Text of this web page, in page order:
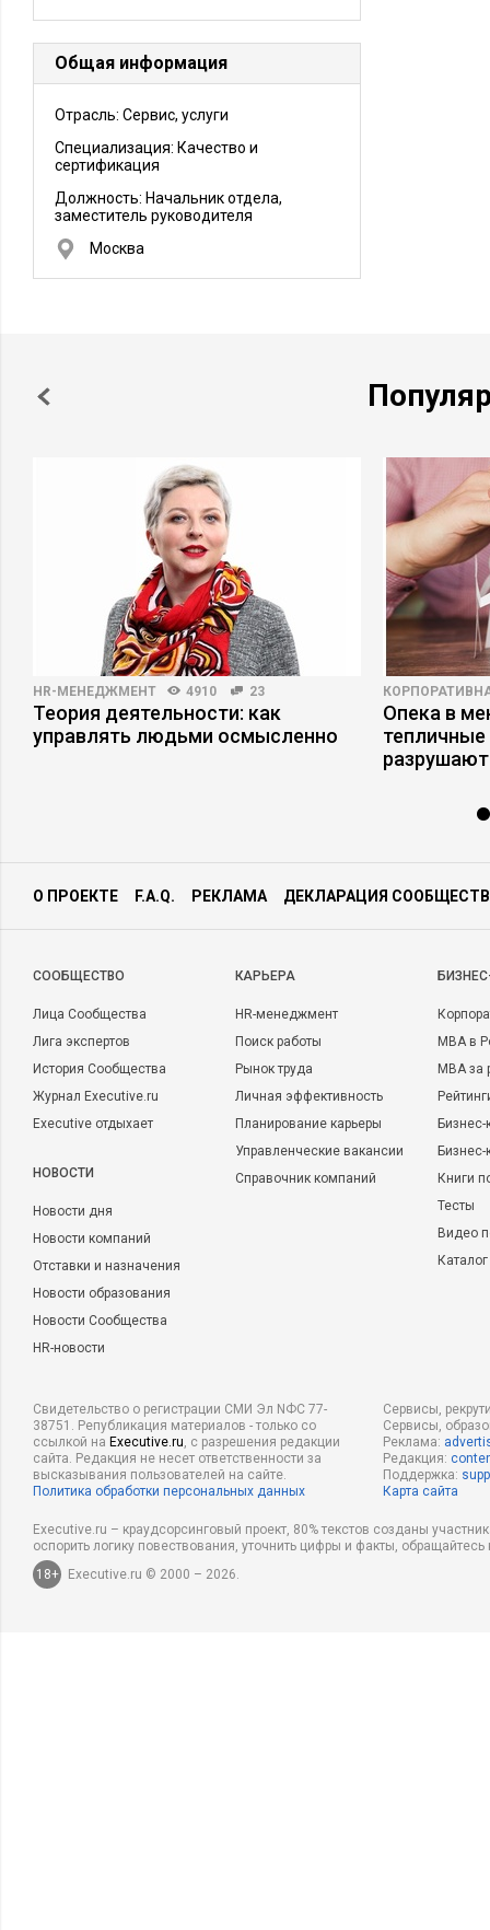
Общая информация
Отрасль: Сервис, услуги
Специализация: Качество и
сертификация
Должность: Начальник отдела,
заместитель руководителя
Москва
HR-МЕНЕДЖМЕНТ 4910 23
Теория деятельности: как
управлять людьми осмысленно
Опека в
О ПРОЕКТЕ F.A.Q. РЕКЛАМА ДЕКЛАРАЦИЯ
CООБЩЕСТВО
Лица Сообщества
Лига экспертов
История Сообщества
Журнал Executive.ru
Executive отдыхает
НОВОСТИ
Новости дня
Новости компаний
Отставки и назначения
Новости образования
Новости Сообщества
HR-новости
КАРЬЕРА
HR-менеджмент
Поиск работы
Рынок труда
Личная эффективность
Планирование карьеры
Управленческие вакансии
Справочник компаний
MBA в
MBA
Бизнес-
Книги
Тесты
Видео
Свидетельство о регистрации СМИ Эл NФС 77-
38751. Републикация материалов - только со
ссылкой на Executive.ru, с разрешения редакции
сайта. Редакция не несет ответственности за
высказывания пользователей на сайте.
Политика обработки персональных данных
Сервисы,
Сервисы,
Реклама:
Редакция:
Поддержка:
Карта сайта
Executive.ru – краудсорсинговый проект, 80% текстов созданы
оспорить логику повествования, уточнить цифры и факты,
18+
Executive.ru © 2000 – 2026.